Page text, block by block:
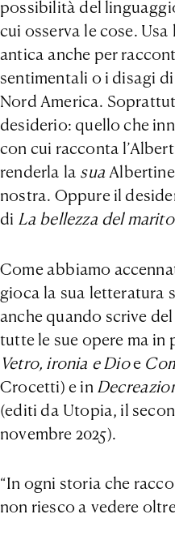
possibilità del
cui osserva le cose.
antica anche per
sentimentali o i disagi
Nord America.
desiderio: quello che
con cui racconta
renderla la suaAlbertine
nostra. Oppure il
di La bellezza del marito
Come abbiamo
gioca la sua letteratura
anche quando scrive
tutte le sue opere ma in
Vetro, ironia e Dioe
Crocetti) e in
(editi da Utopia, il
novembre 2025).
“In ogni storia che
non riesco a vedere